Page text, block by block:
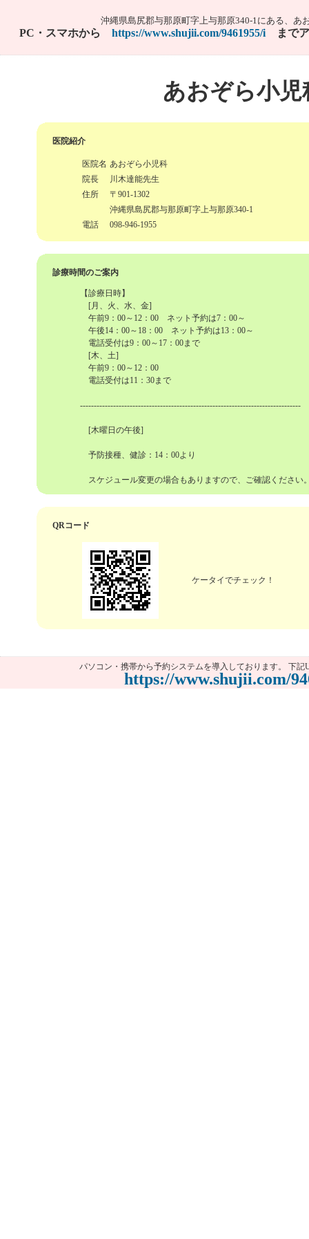
沖縄県島尻郡与那原町字上与那原340-1にある、あ
PC・スマホから https://www.shujii.com/9461955/iまでア
あおぞら小児
医院紹介
医院名 あおぞら小児科
院長
川木達能先生
住所
〒901-1302
沖縄県島尻郡与那原町字上与那原340-1
電話
098-946-1955
診療時間のご案内
【診療日時】
[月、火、水、金]
午前9：00～12：00 ネット予約は7：00～
午後14：00～18：00 ネット予約は13：00～
電話受付は9：00～17：00まで
[木、土]
午前9：00～12：00
電話受付は11：30まで
--------------------------------------------------------------------------------
[木曜日の午後]
予防接種、健診：14：00より
スケジュール変更の場合もありますので、ご確認ください
QRコード
ケータイでチェック！
パソコン・携帯から予約システムを導入しております。 下記
https://www.shujii.com/